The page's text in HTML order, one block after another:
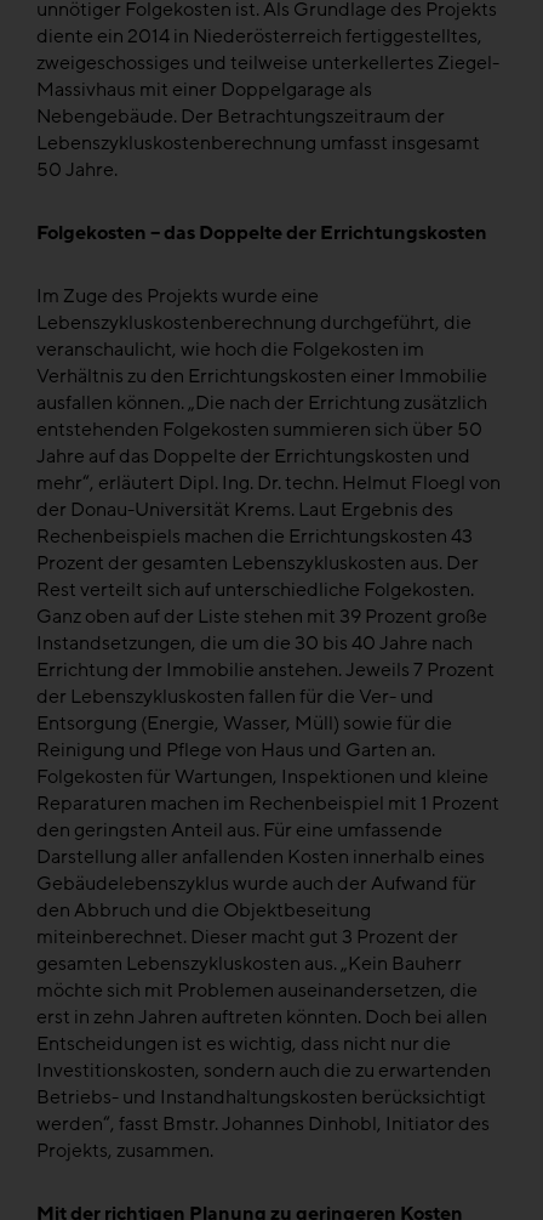
unnötiger Folgekosten ist. Als Grundlage des Projekts
diente ein 2014 in Niederösterreich fertiggestelltes,
zweigeschossiges und teilweise unterkellertes Ziegel-
Massivhaus mit einer Doppelgarage als
Nebengebäude. Der Betrachtungszeitraum der
Lebenszykluskostenberechnung umfasst insgesamt
50 Jahre.
Folgekosten – das Doppelte der Errichtungskosten
Im Zuge des Projekts wurde eine
Lebenszykluskostenberechnung durchgeführt, die
veranschaulicht, wie hoch die Folgekosten im
Verhältnis zu den Errichtungskosten einer Immobilie
ausfallen können. „Die nach der Errichtung zusätzlich
entstehenden Folgekosten summieren sich über 50
Jahre auf das Doppelte der Errichtungskosten und
mehr“, erläutert Dipl. Ing. Dr. techn. Helmut Floegl von
der Donau-Universität Krems. Laut Ergebnis des
Rechenbeispiels machen die Errichtungskosten 43
Prozent der gesamten Lebenszykluskosten aus. Der
Rest verteilt sich auf unterschiedliche Folgekosten.
Ganz oben auf der Liste stehen mit 39 Prozent große
Instandsetzungen, die um die 30 bis 40 Jahre nach
Errichtung der Immobilie anstehen. Jeweils 7 Prozent
der Lebenszykluskosten fallen für die Ver- und
Entsorgung (Energie, Wasser, Müll) sowie für die
Reinigung und Pflege von Haus und Garten an.
Folgekosten für Wartungen, Inspektionen und kleine
Reparaturen machen im Rechenbeispiel mit 1 Prozent
den geringsten Anteil aus. Für eine umfassende
Darstellung aller anfallenden Kosten innerhalb eines
Gebäudelebenszyklus wurde auch der Aufwand für
den Abbruch und die Objektbeseitung
miteinberechnet. Dieser macht gut 3 Prozent der
gesamten Lebenszykluskosten aus. „Kein Bauherr
möchte sich mit Problemen auseinandersetzen, die
erst in zehn Jahren auftreten könnten. Doch bei allen
Entscheidungen ist es wichtig, dass nicht nur die
Investitionskosten, sondern auch die zu erwartenden
Betriebs- und Instandhaltungskosten berücksichtigt
werden“, fasst Bmstr. Johannes Dinhobl, Initiator des
Projekts, zusammen.
Mit der richtigen Planung zu geringeren Kosten